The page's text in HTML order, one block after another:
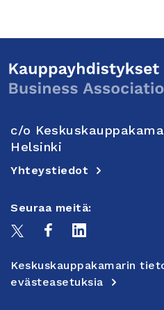
c/o
Helsinki
Yhteystiedot
Seuraa meitä:
Keskuskauppakamarin
evästeasetuksia